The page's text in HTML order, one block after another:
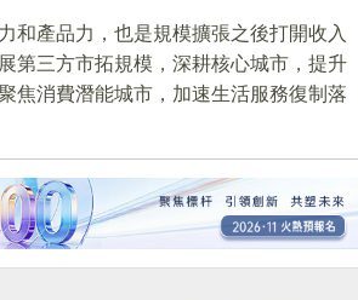
和產品力，也是規模擴張之後打開收入
第三方市拓規模，深耕核心城市，提升
焦消費潛能城市，加速生活服務復制落